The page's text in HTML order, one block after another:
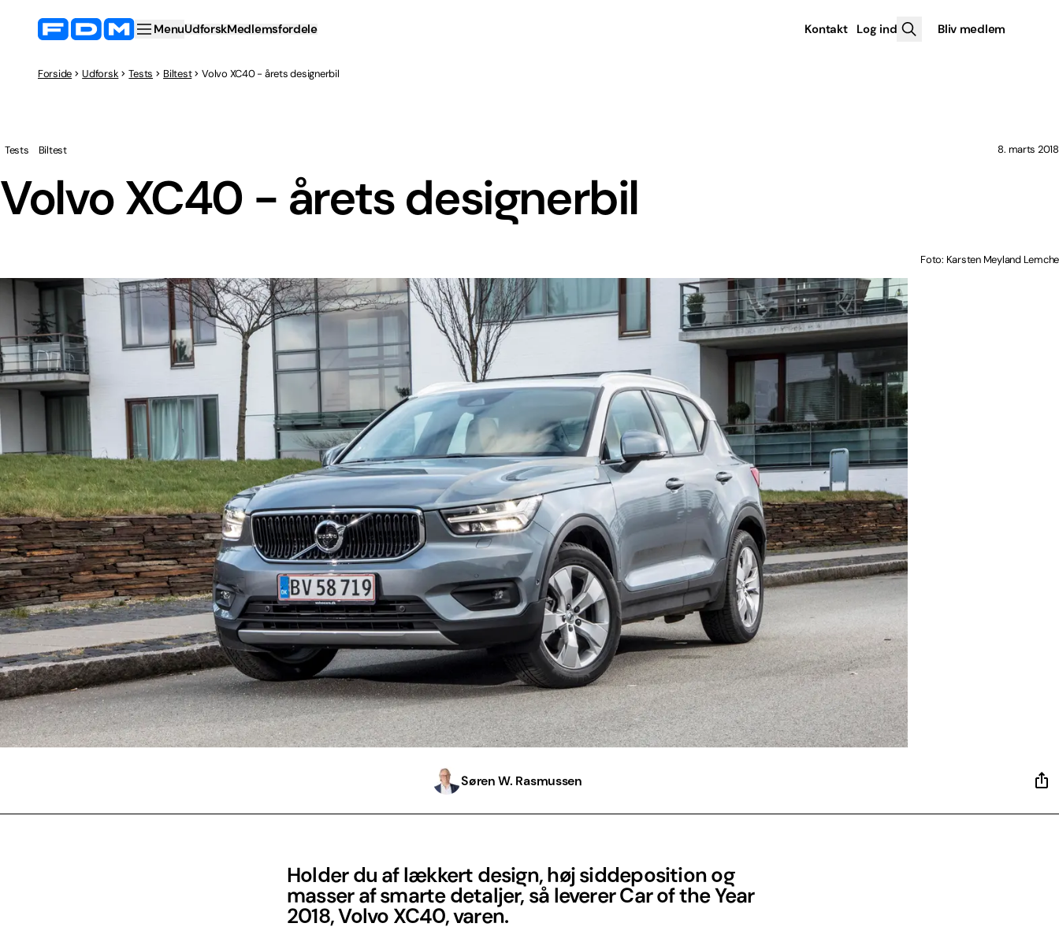
MenuUdforskMedlemsfordele Kontakt Log ind Bliv medlem
Forside Udforsk Tests Biltest Volvo XC40 - årets designerbil
Volvo XC40 - årets designerbil
Tests Biltest 8. marts 2018
Foto: Karsten Meyland Lemche
Søren W. Rasmussen
Holder du af lækkert design, høj siddeposition og
masser af smarte detaljer, så leverer Car of the Year
2018, Volvo XC40, varen.